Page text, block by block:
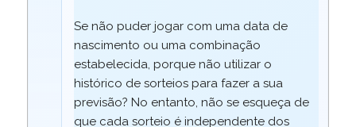
Se não puder jogar com uma data de
nascimento ou uma combinação
estabelecida, porque não utilizar o
histórico de sorteios para fazer a sua
previsão? No entanto, não se esqueça de
que cada sorteio é independente dos